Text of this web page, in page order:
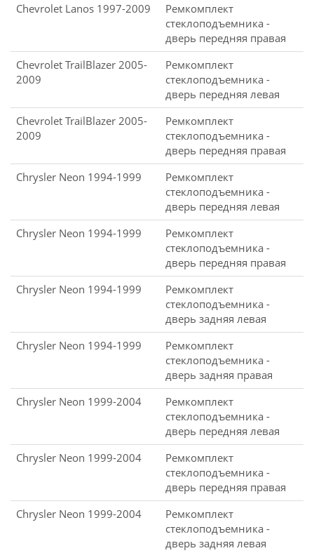
Chevrolet Lanos 1997-2009
Ремкомплект
стеклоподъемника -
дверь передняя правая
Chevrolet TrailBlazer 2005-
2009
Ремкомплект
стеклоподъемника -
дверь передняя левая
Chevrolet TrailBlazer 2005-
2009
Ремкомплект
стеклоподъемника -
дверь передняя правая
Chrysler Neon 1994-1999
Ремкомплект
стеклоподъемника -
дверь передняя левая
Chrysler Neon 1994-1999
Ремкомплект
стеклоподъемника -
дверь передняя правая
Chrysler Neon 1994-1999
Ремкомплект
стеклоподъемника -
дверь задняя левая
Chrysler Neon 1994-1999
Ремкомплект
стеклоподъемника -
дверь задняя правая
Chrysler Neon 1999-2004
Ремкомплект
стеклоподъемника -
дверь передняя левая
Chrysler Neon 1999-2004
Ремкомплект
стеклоподъемника -
дверь передняя правая
Chrysler Neon 1999-2004
Ремкомплект
стеклоподъемника -
дверь задняя левая